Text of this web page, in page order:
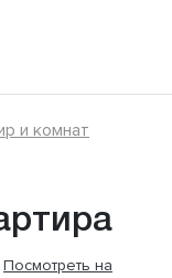
и комнат
Посмотреть на